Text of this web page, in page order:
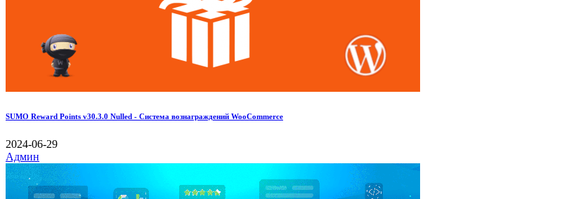
SUMO Reward Points v30.3.0 Nulled - Система вознаграждений WooCommerce
2024-06-29
Админ